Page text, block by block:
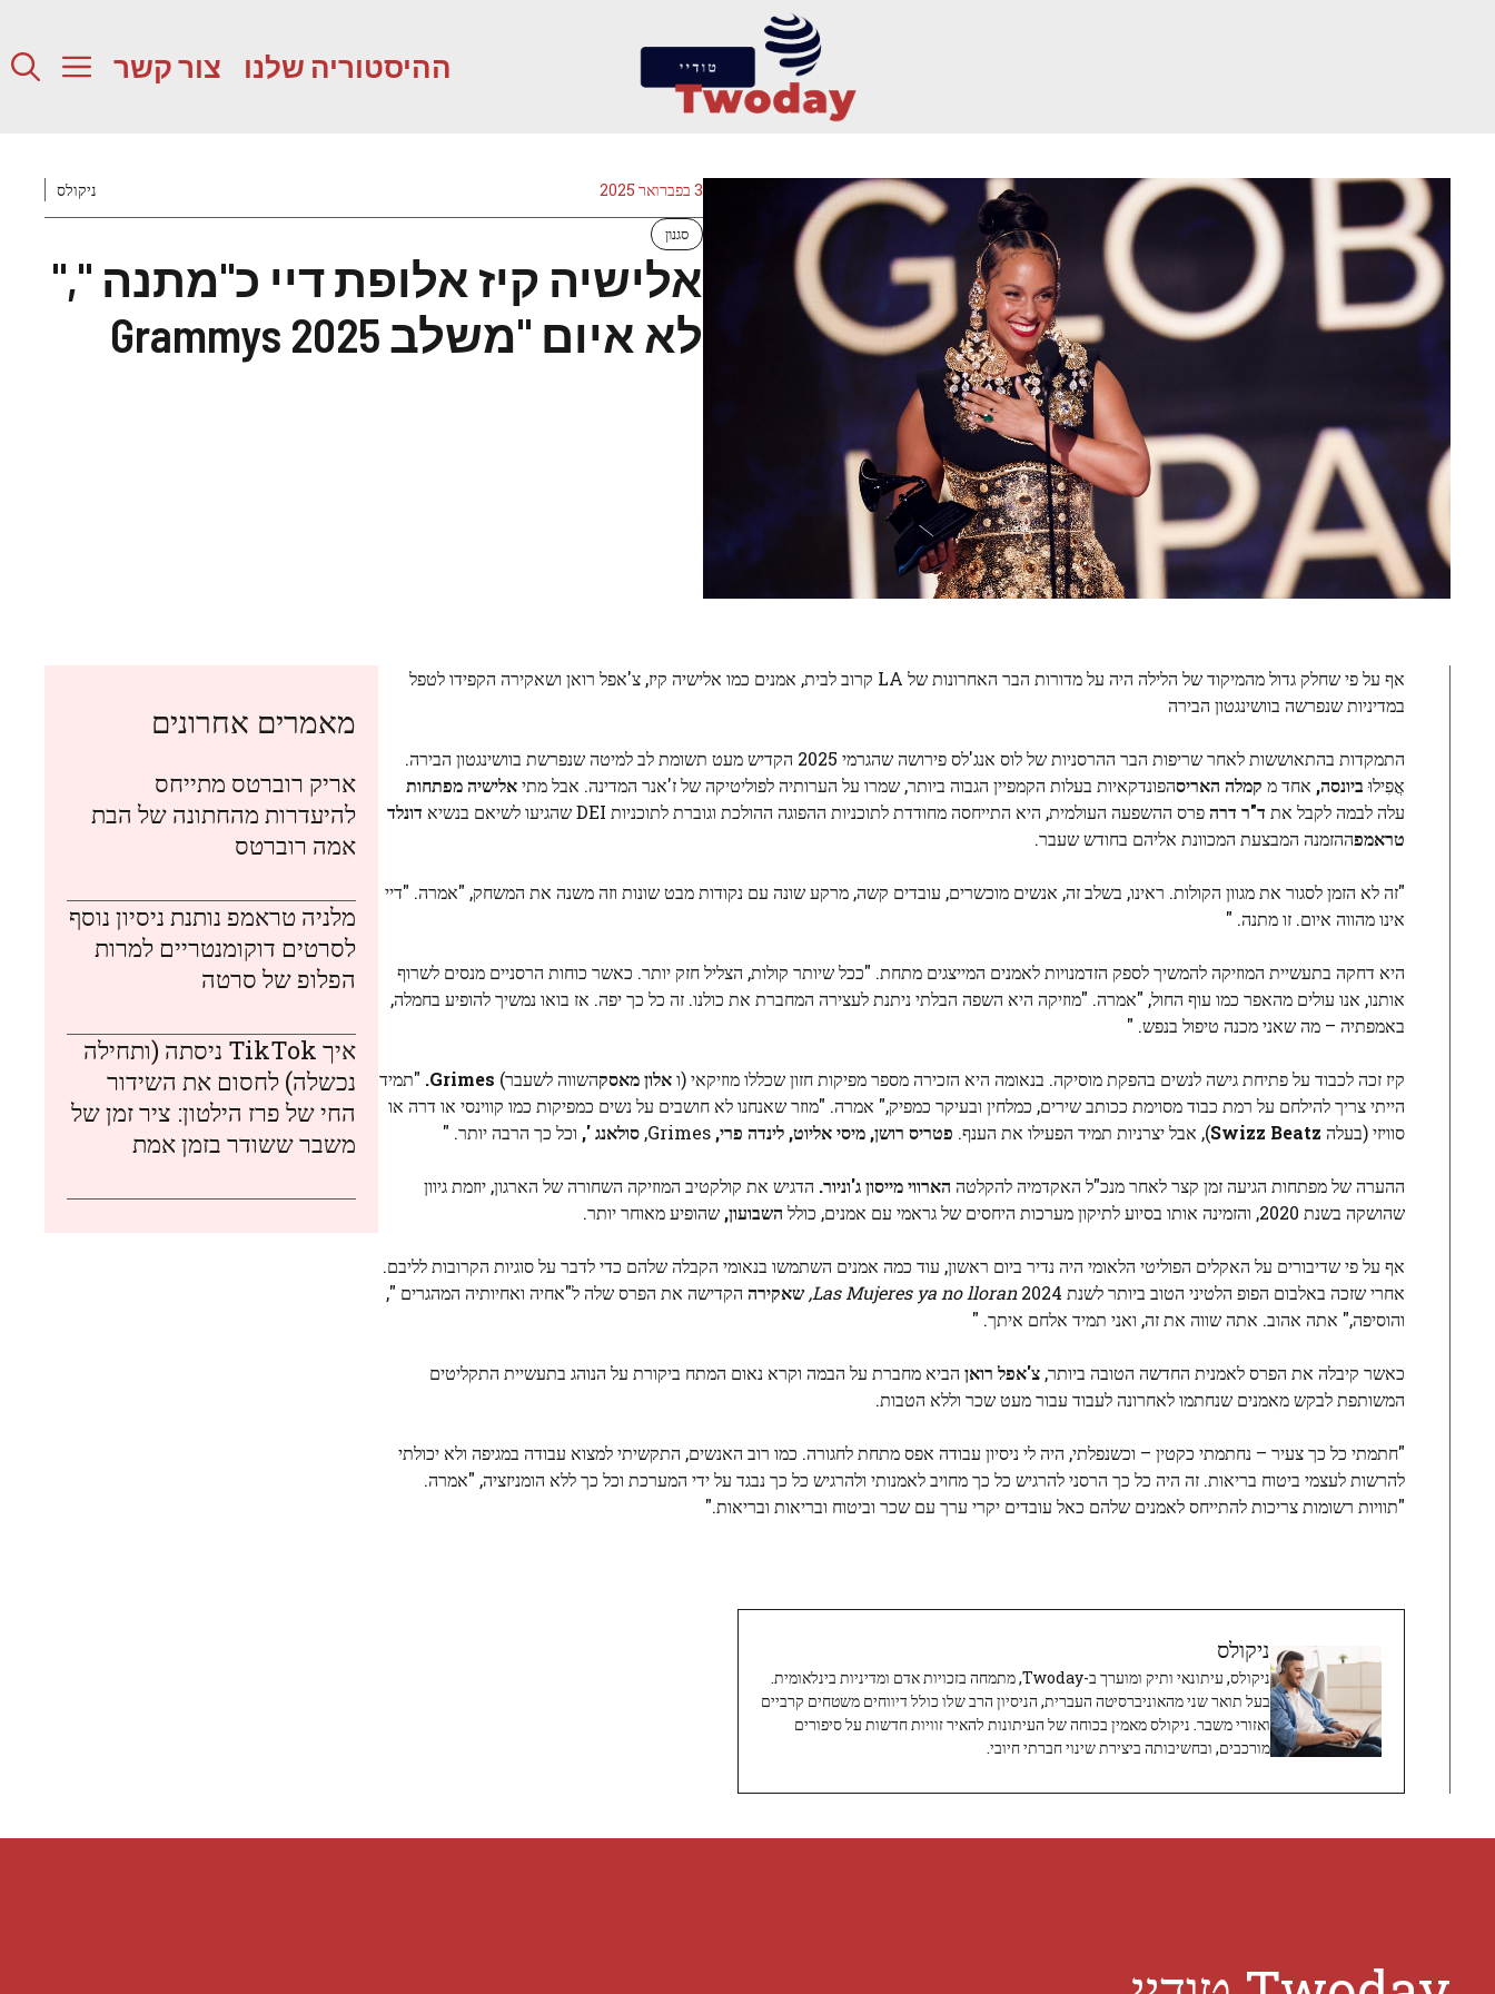
ההיסטוריה שלנו צור קשר
3 בפברואר 2025 ניקולס
סגנון
אלישיה קיז אלופת דיי כ"מתנה ","
לא איום "משלב Grammys 2025
אף על פי שחלק גדול מהמיקוד של הלילה היה על מדורות הבר האחרונות של LA קרוב לבית, אמנים כמו אלישיה קיז, צ'אפל רואן ושאקירה הקפידו לטפל
במדיניות שנפרשה בוושינגטון הבירה
התמקדות בהתאוששות לאחר שריפות הבר ההרסניות של לוס אנג'לס פירושה שהגרמי 2025 הקדיש מעט תשומת לב למיטה שנפרשת בוושינגטון הבירה.
אֲפִילוּביונסה, אחד מ קמלה האריסהפונדקאיות בעלות הקמפיין הגבוה ביותר, שמרו על הערותיה לפוליטיקה של ז'אנר המדינה. אבל מתיאלישיה מפתחות
עלה לבמה לקבל את ד"ר דרהפרס ההשפעה העולמית, היא התייחסה מחודדת לתוכניות ההפוגה ההולכת וגוברת לתוכניות DEI שהגיעו לשיאם בנשיא
דונלד
טראמפההזמנה המבצעת המכוונת אליהם בחודש שעבר.
"זה לא הזמן לסגור את מגוון הקולות. ראינו, בשלב זה, אנשים מוכשרים, עובדים קשה, מרקע שונה עם נקודות מבט שונות וזה משנה את המשחק, "אמרה. "דיי
אינו מהווה איום. זו מתנה. "
היא דחקה בתעשיית המוזיקה להמשיך לספק הזדמנויות לאמנים המייצגים מתחת. "ככל שיותר קולות, הצליל חזק יותר. כאשר כוחות הרסניים מנסים לשרוף
אותנו, אנו עולים מהאפר כמו עוף החול, "אמרה. "מוזיקה היא השפה הבלתי ניתנת לעצירה המחברת את כולנו. זה כל כך יפה. אז בואו נמשיך להופיע בחמלה,
באמפתיה – מה שאני מכנה טיפול בנפש. "
קיז זכה לכבוד על פתיחת גישה לנשים בהפקת מוסיקה. בנאומה היא הזכירה מספר מפיקות חזון שכללו מוזיקאי (ואלון מאסקהשווה לשעבר) Grimes. "תמיד
הייתי צריך להילחם על רמת כבוד מסוימת ככותב שירים, כמלחין ובעיקר כמפיק," אמרה. "מוזר שאנחנו לא חושבים על נשים כמפיקות כמו קווינסי או דרה או
סוויזי (בעלה Swizz Beatz), אבל יצרניות תמיד הפעילו את הענף. פטריס רושן, מיסי אליוט, לינדה פרי, סולאנג ', וכל כך הרבה יותר. "
ההערה של מפתחות הגיעה זמן קצר לאחר מנכ"ל האקדמיה להקלטה הארווי מייסון ג'וניור. הדגיש את קולקטיב המוזיקה השחורה של הארגון, יוזמת גיוון
שהושקה בשנת 2020, והזמינה אותו בסיוע לתיקון מערכות היחסים של גראמי עם אמנים, כולל
השבועון, שהופיע מאוחר יותר.
אף על פי שדיבורים על האקלים הפוליטי הלאומי היה נדיר ביום ראשון, עוד כמה אמנים השתמשו בנאומי הקבלה שלהם כדי לדבר על סוגיות הקרובות לליבם.
אחרי שזכה באלבום הפופ הלטיני הטוב ביותר לשנת 2024
Las Mujeres ya no lloran, שאקירה הקדישה את הפרס שלה ל"אחיה ואחיותיה המהגרים ",
והוסיפה," אתה אהוב. אתה שווה את זה, ואני תמיד אלחם איתך. "
כאשר קיבלה את הפרס לאמנית החדשה הטובה ביותר, צ'אפל רואן הביא מחברת על הבמה וקרא נאום המתח ביקורת על הנוהג בתעשיית התקליטים
המשותפת לבקש מאמנים שנחתמו לאחרונה לעבוד עבור מעט שכר וללא הטבות.
"חתמתי כל כך צעיר – נחתמתי כקטין – וכשנפלתי, היה לי ניסיון עבודה אפס מתחת לחגורה. כמו רוב האנשים, התקשיתי למצוא עבודה במגיפה ולא יכולתי
להרשות לעצמי ביטוח בריאות. זה היה כל כך הרסני להרגיש כל כך מחויב לאמנותי ולהרגיש כל כך נבגד על ידי המערכת וכל כך ללא הומניזציה, "אמרה.
"תוויות רשומות צריכות להתייחס לאמנים שלהם כאל עובדים יקרי ערך עם שכר וביטוח ובריאות ובריאות."
ניקולס
ניקולס, עיתונאי ותיק ומוערך ב-Twoday, מתמחה בזכויות אדם ומדיניות בינלאומית.
בעל תואר שני מהאוניברסיטה העברית, הניסיון הרב שלו כולל דיווחים משטחים קרביים
ואזורי משבר. ניקולס מאמין בכוחה של העיתונות להאיר זוויות חדשות על סיפורים
מורכבים, ובחשיבותה ביצירת שינוי חברתי חיובי.
מאמרים אחרונים
אריק רוברטס מתייחס
להיעדרות מהחתונה של הבת
אמה רוברטס
מלניה טראמפ נותנת ניסיון נוסף
לסרטים דוקומנטריים למרות
הפלופ של סרטה
איך TikTok ניסתה (ותחילה
נכשלה) לחסום את השידור
החי של פרז הילטון: ציר זמן של
משבר ששודר בזמן אמת